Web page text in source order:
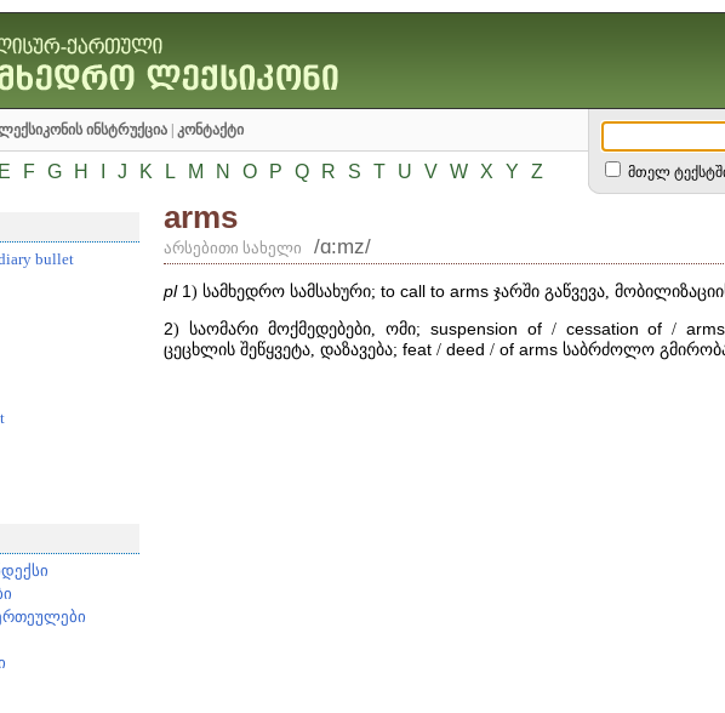
ინსტრუქცია კონტაქტი
E F G H J K L M N O P Q R S T U V W X Y Z მთელ
bullet
arms
არსებითი სახელი /ɑ:mz/
pl 1) სამხედრო სამსახური; to call to arms ჯარში გაწვევა,
2) საომარი მოქმედებები, ომი; suspension of/ cessation of /arms
ცეცხლის შეწყვეტა, დაზავება; feat / deed / of arms საბრძოლო